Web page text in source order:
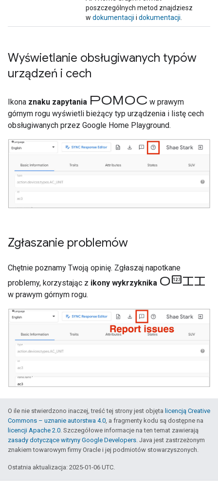
poszczególnych metod znajdziesz
w dokumentacji i dokumentacji
Wyświetlanie obsługiwanych typów
urządzeń i cech
Ikona znaku zapytania Pomoc w prawym
górnym rogu wyświetli bieżący typ urządzenia i listę cech
obsługiwanych przez Google Home Playground.
Zgłaszanie problemów
Chętnie poznamy Twoją opinię. Zgłaszaj napotkane
problemy, korzystając z ikony wykrzyknika opinii
w prawym górnym rogu.
O ile nie stwierdzono inaczej, treść tej strony jest objęta licencją Creative
Commons – uznanie autorstwa 4.0 , a fragmenty kodu są dostępne na
licencji Apache 2.0 . Szczegółowe informacje na ten temat zawierają
zasady dotyczące witryny Google Developers . Java jest zastrzeżonym
znakiem towarowym firmy Oracle i jej podmiotów stowarzyszonych.
Ostatnia aktualizacja: 2025-01-06 UTC.